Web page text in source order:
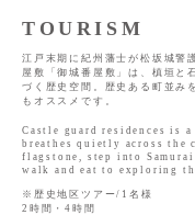
TOURISM
江戸末期に紀州藩士が松坂城警
屋敷「御城番屋敷」は、槙垣と
づく歴史空間。 歴史ある町並み
もオススメです。
Castle guard residences is
breathes quietly across the
flagstone, step into
walk and eat to exploring
※歴史地区ツアー/1名様
2時間・4時間